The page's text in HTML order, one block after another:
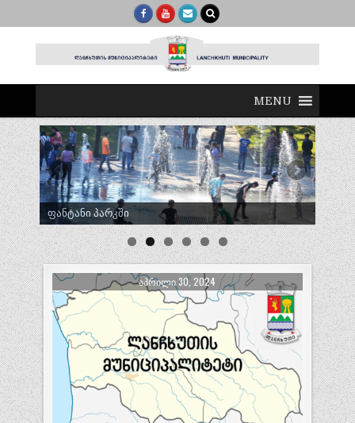
MENU
ტრადიციული ლელობურთი შუხუთში
ᲐᲞᲠᲘᲚᲘ 30, 2024